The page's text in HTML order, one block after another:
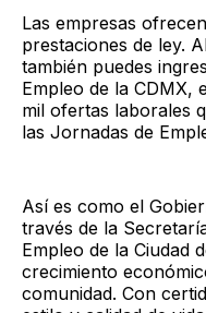
Las empresas
prestaciones de ley.
también puedes
Empleo de la CDMX,
mil ofertas laborales
las Jornadas de
Así es como el
través de la
Empleo de la Ciudad
crecimiento
comunidad. Con